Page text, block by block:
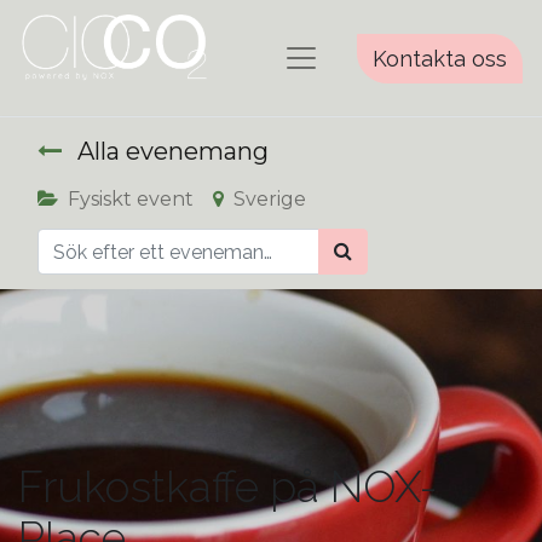
Kontakta oss
Alla evenemang
Fysiskt event Sverige
Frukostkaffe på NOX-